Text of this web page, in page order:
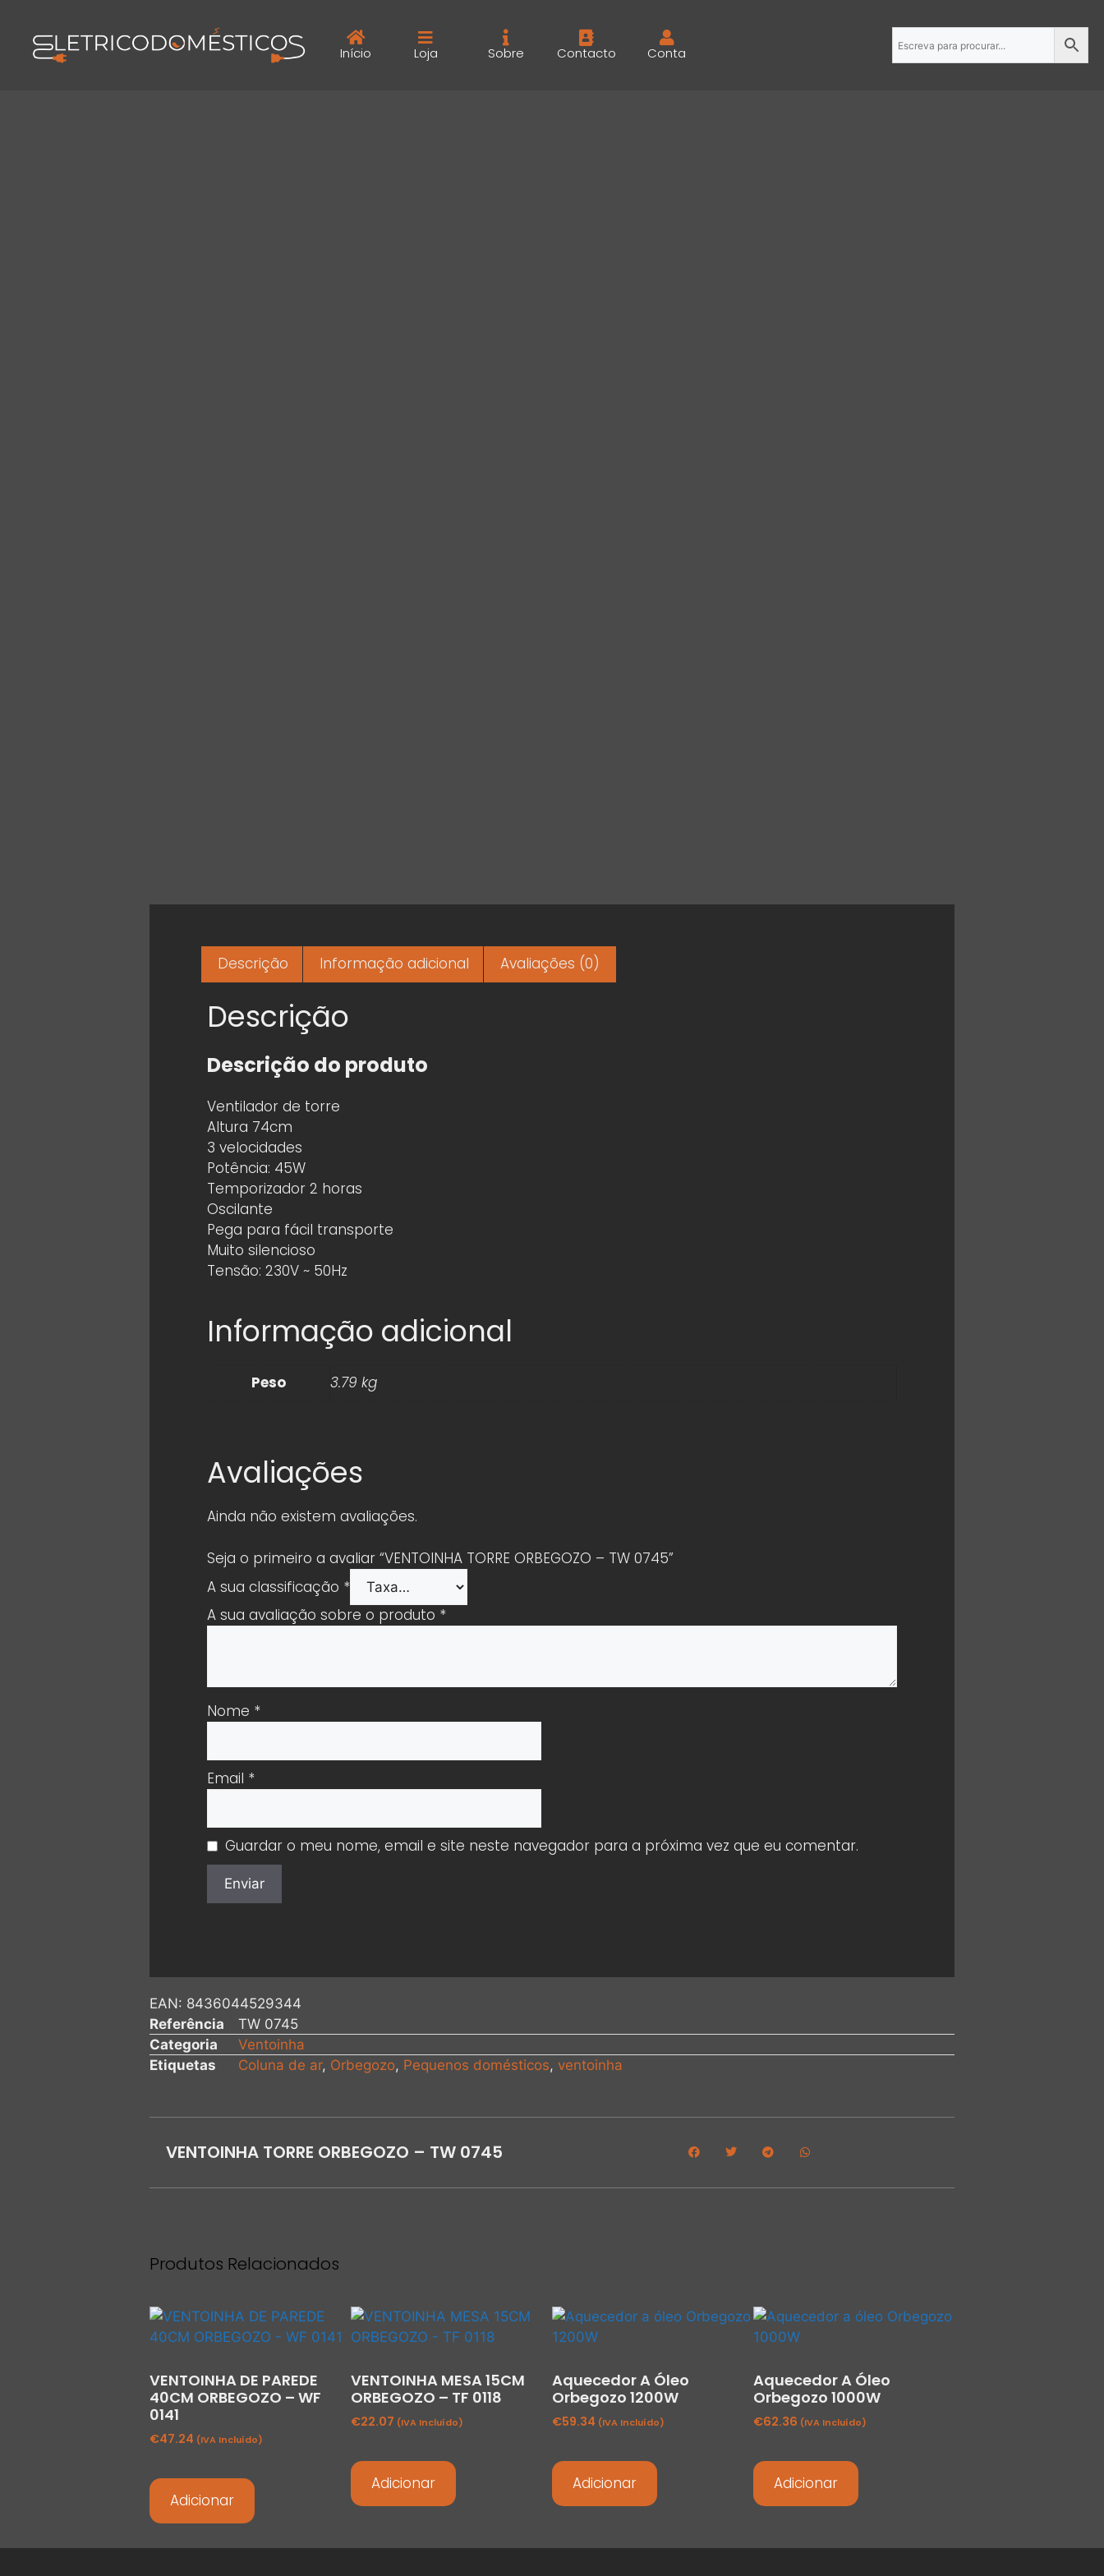
Início Loja Sobre Contacto Conta
Descrição Informação adicional Avaliações (0)
Descrição
Descrição do produto
Ventilador de torre
Altura 74cm
3 velocidades
Potência: 45W
Temporizador 2 horas
Oscilante
Pega para fácil transporte
Muito silencioso
Tensão: 230V ~ 50Hz
Informação adicional
Peso 3.79 kg
Avaliações
Ainda não existem avaliações.
Seja o primeiro a avaliar “VENTOINHA TORRE ORBEGOZO – TW 0745”
A sua classificação *
A sua avaliação sobre o produto *
Nome *
Email *
Guardar o meu nome, email e site neste navegador para a próxima vez que eu comentar.
EAN: 8436044529344
Referência
TW 0745
Categoria
Ventoinha
Etiquetas
Coluna de ar, Orbegozo, Pequenos domésticos, ventoinha
VENTOINHA TORRE ORBEGOZO – TW 0745
Produtos Relacionados
VENTOINHA DE PAREDE
40CM ORBEGOZO – WF
0141
€47.24 (IVA Incluído)
Adicionar
VENTOINHA MESA 15CM
ORBEGOZO – TF 0118
€22.07 (IVA Incluído)
Adicionar
Aquecedor A Óleo
Orbegozo 1200W
€59.34 (IVA Incluído)
Adicionar
Aquecedor A Óleo
Orbegozo 1000W
€62.36 (IVA Incluído)
Adicionar